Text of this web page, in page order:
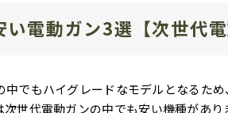
電動ガン3選【次世代電
でもハイグレードなモデルとなるた
次世代電動ガンの中でも安い機種があ